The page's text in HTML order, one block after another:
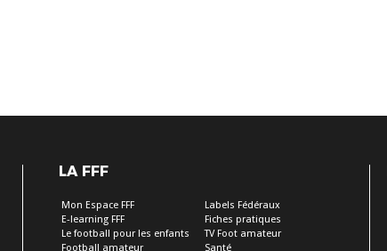
LA FFF
Mon Espace FFF
E-learning FFF
Le football pour les enfants
Football amateur
Labels Fédéraux
Fiches pratiques
TV Foot amateur
Santé